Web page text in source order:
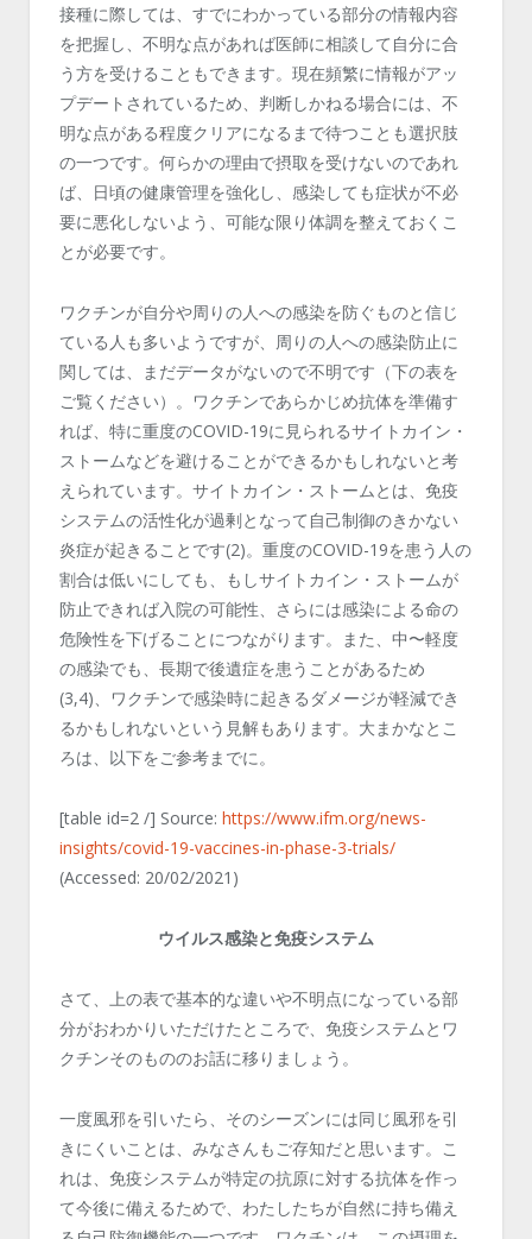
接種に際しては、すでにわかっている部分の情報内容
を把握し、不明な点があれば医師に相談して自分に合
う方を受けることもできます。現在頻繁に情報がアッ
プデートされているため、判断しかねる場合には、不
明な点がある程度クリアになるまで待つことも選択肢
の一つです。何らかの理由で摂取を受けないのであれ
ば、日頃の健康管理を強化し、感染しても症状が不必
要に悪化しないよう、可能な限り体調を整えておくこ
とが必要です。
ワクチンが自分や周りの人への感染を防ぐものと信じ
ている人も多いようですが、周りの人への感染防止に
関しては、まだデータがないので不明です（下の表を
ご覧ください）。ワクチンであらかじめ抗体を準備す
れば、特に重度のCOVID-19に見られるサイトカイン・
ストームなどを避けることができるかもしれないと考
えられています。サイトカイン・ストームとは、免疫
システムの活性化が過剰となって自己制御のきかない
炎症が起きることです(2)。重度のCOVID-19を患う人の
割合は低いにしても、もしサイトカイン・ストームが
防止できれば入院の可能性、さらには感染による命の
危険性を下げることにつながります。また、中〜軽度
の感染でも、長期で後遺症を患うことがあるため
(3,4)、ワクチンで感染時に起きるダメージが軽減でき
るかもしれないという見解もあります。大まかなとこ
ろは、以下をご参考までに。
[table id=2 /] Source: https://www.ifm.org/news-
insights/covid-19-vaccines-in-phase-3-trials/
(Accessed: 20/02/2021)
ウイルス感染と免疫システム
さて、上の表で基本的な違いや不明点になっている部
分がおわかりいただけたところで、免疫システムとワ
クチンそのもののお話に移りましょう。
一度風邪を引いたら、そのシーズンには同じ風邪を引
きにくいことは、みなさんもご存知だと思います。こ
れは、免疫システムが特定の抗原に対する抗体を作っ
て今後に備えるためで、わたしたちが自然に持ち備え